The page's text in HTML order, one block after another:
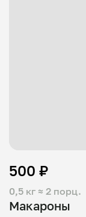
Макароны
0,5 кг ≈ 2 порц.
500 ₽